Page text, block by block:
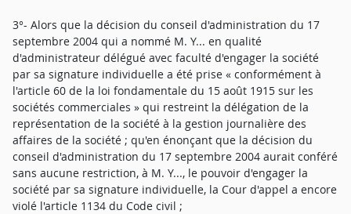
3°- Alors que la décision du conseil d'administration du 17
septembre 2004 qui a nommé M. Y... en qualité
d'administrateur délégué avec faculté d'engager la société
par sa signature individuelle a été prise « conformément à
l'article 60 de la loi fondamentale du 15 août 1915 sur les
sociétés commerciales » qui restreint la délégation de la
représentation de la société à la gestion journalière des
affaires de la société ; qu'en énonçant que la décision du
conseil d'administration du 17 septembre 2004 aurait conféré
sans aucune restriction, à M. Y..., le pouvoir d'engager la
société par sa signature individuelle, la Cour d'appel a encore
violé l'article 1134 du Code civil ;